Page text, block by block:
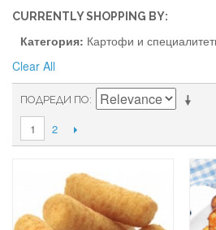
CURRENTLY SHOPPING BY:
Категория: Картофи и
Clear All
ПОДРЕДИ ПО
1 2